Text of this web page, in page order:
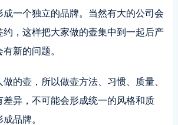
成一个独立的品牌。当然有大的公司会
约，这样把大家做的壶集中到一起后产
新的问题。
的壶，所以做壶方法、习惯、质量、
差异，不可能会形成统一的风格和质
品牌。